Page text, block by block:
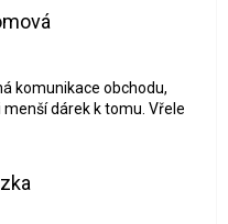
5 z 5 hvězdiček.
komunikace obchodu,
dárek k tomu. Vřele
1 z 5 hvězdiček.